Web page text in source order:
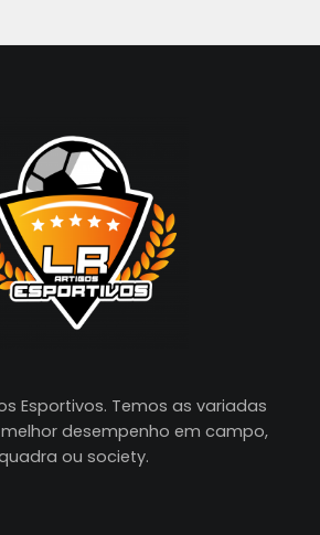
Esportivos. Temos as variadas
desempenho em campo,
ou society.